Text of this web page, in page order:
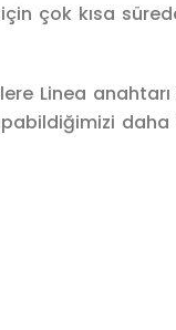
çok kısa
Linea anahtarı